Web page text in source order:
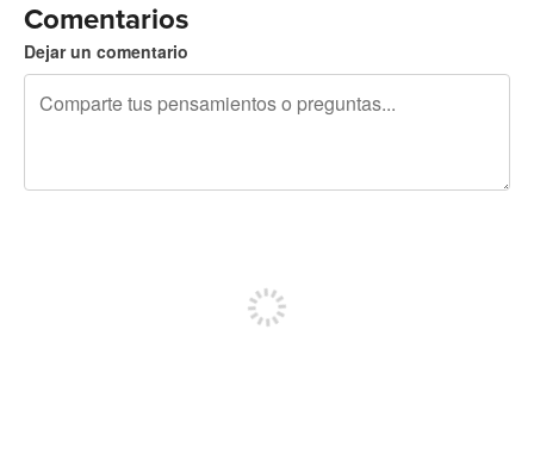
Comentarios
Dejar un comentario